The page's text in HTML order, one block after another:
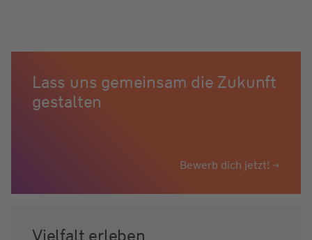
Lass uns gemeinsam die Zukunft
gestalten
Bewerb dich jetzt!